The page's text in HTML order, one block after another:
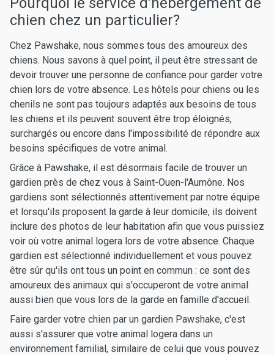
chien chez un particulier?
Chez Pawshake, nous sommes tous des amoureux des
chiens. Nous savons à quel point, il peut être stressant de
devoir trouver une personne de confiance pour garder votre
chien lors de votre absence. Les hôtels pour chiens ou les
chenils ne sont pas toujours adaptés aux besoins de tous
les chiens et ils peuvent souvent être trop éloignés,
surchargés ou encore dans l'impossibilité de répondre aux
besoins spécifiques de votre animal.
Grâce à Pawshake, il est désormais facile de trouver un
gardien près de chez vous à Saint-Ouen-l'Aumône. Nos
gardiens sont sélectionnés attentivement par notre équipe
et lorsqu'ils proposent la garde à leur domicile, ils doivent
inclure des photos de leur habitation afin que vous puissiez
voir où votre animal logera lors de votre absence. Chaque
gardien est sélectionné individuellement et vous pouvez
être sûr qu'ils ont tous un point en commun : ce sont des
amoureux des animaux qui s'occuperont de votre animal
aussi bien que vous lors de la garde en famille d'accueil.
Faire garder votre chien par un gardien Pawshake, c'est
aussi s'assurer que votre animal logera dans un
environnement familial, similaire de celui que vous pouvez